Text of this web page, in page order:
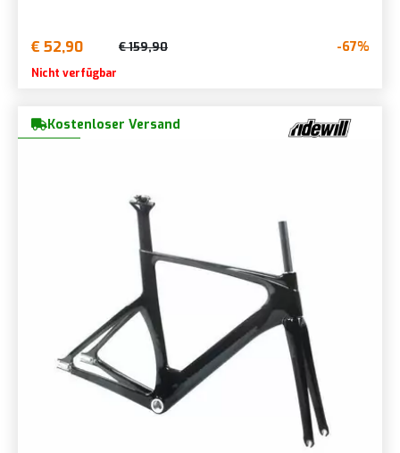
€ 52,90 € 159,90 -67%
Nicht verfügbar
Kostenloser Versand